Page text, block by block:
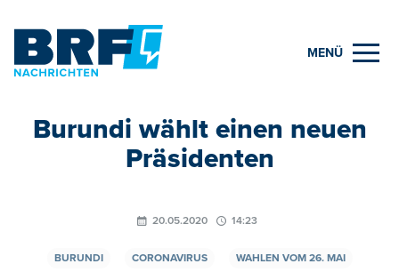
MENÜ
Burundi wählt einen neuen
Präsidenten
20.05.2020 14:23
BURUNDI CORONAVIRUS WAHLEN VOM 26. MAI